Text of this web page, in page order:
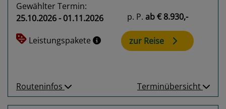
Gewählter Termin:
25.10.2026 - 01.11.2026
Leistungspakete
p. P. ab€ 8.930,-
zur Reise
Routeninfos Terminübersicht